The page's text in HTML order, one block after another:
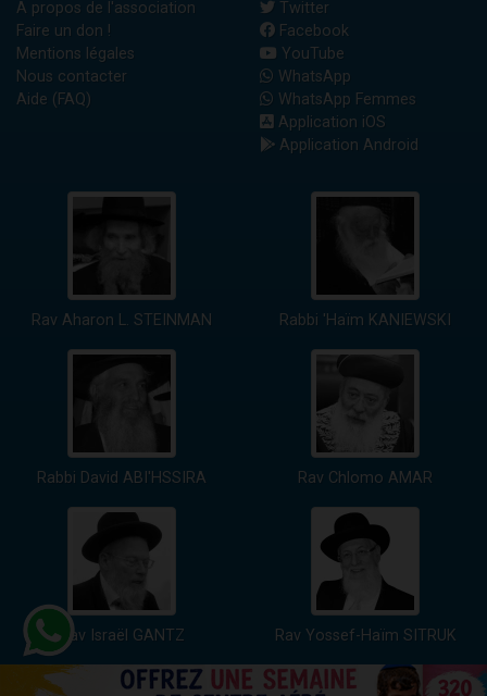
A propos de l'association
Faire un don !
Mentions légales
Nous contacter
Aide (FAQ)
Twitter
Facebook
YouTube
WhatsApp
WhatsApp Femmes
Application iOS
Application Android
Rav Aharon L. STEINMAN Rabbi 'Haïm KANIEWSKI
Rabbi David ABI'HSSIRA Rav Chlomo AMAR
Rav Israël GANTZ Rav Yossef-Haïm SITRUK